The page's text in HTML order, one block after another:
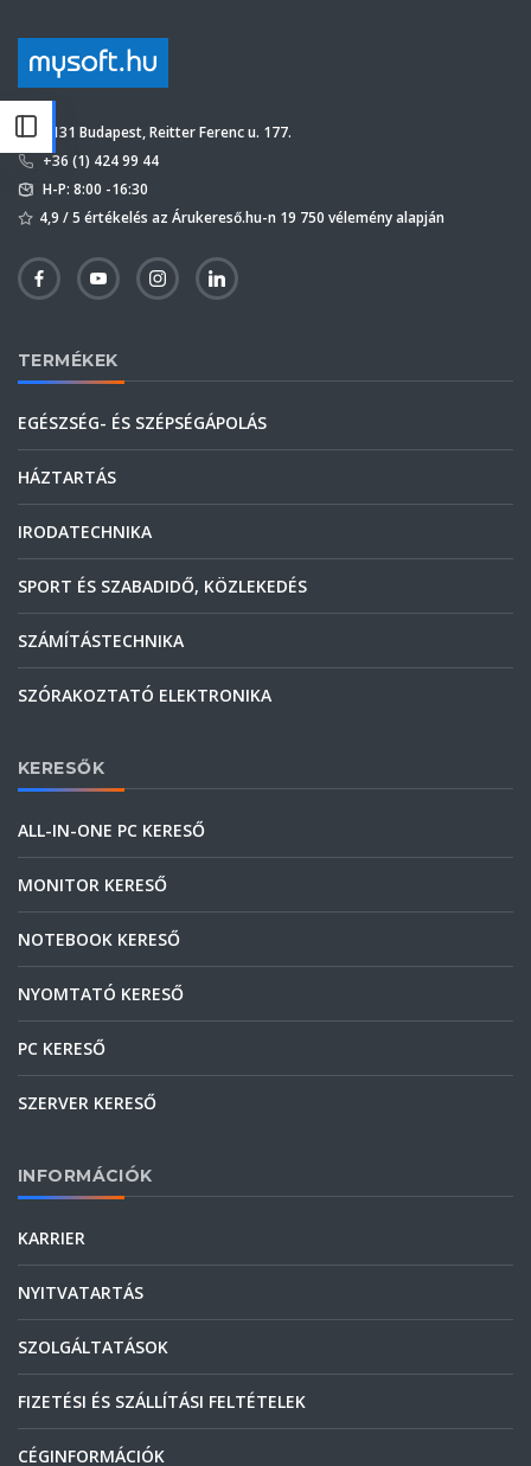
1131 Budapest, Reitter Ferenc u. 177.
+36 (1) 424 99 44
H-P: 8:00 -16:30
4,9 / 5 értékelés az Árukereső.hu-n 19 750 vélemény alapján
TERMÉKEK
EGÉSZSÉG- ÉS SZÉPSÉGÁPOLÁS
HÁZTARTÁS
IRODATECHNIKA
SPORT ÉS SZABADIDŐ, KÖZLEKEDÉS
SZÁMÍTÁSTECHNIKA
SZÓRAKOZTATÓ ELEKTRONIKA
KERESŐK
ALL-IN-ONE PC KERESŐ
MONITOR KERESŐ
NOTEBOOK KERESŐ
NYOMTATÓ KERESŐ
PC KERESŐ
SZERVER KERESŐ
INFORMÁCIÓK
KARRIER
NYITVATARTÁS
SZOLGÁLTATÁSOK
FIZETÉSI ÉS SZÁLLÍTÁSI FELTÉTELEK
CÉGINFORMÁCIÓK